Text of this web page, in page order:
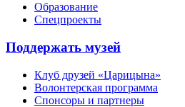
Образование
Спецпроекты
Поддержать музей
Клуб друзей «Царицына»
Волонтерская программа
Спонсоры и партнеры